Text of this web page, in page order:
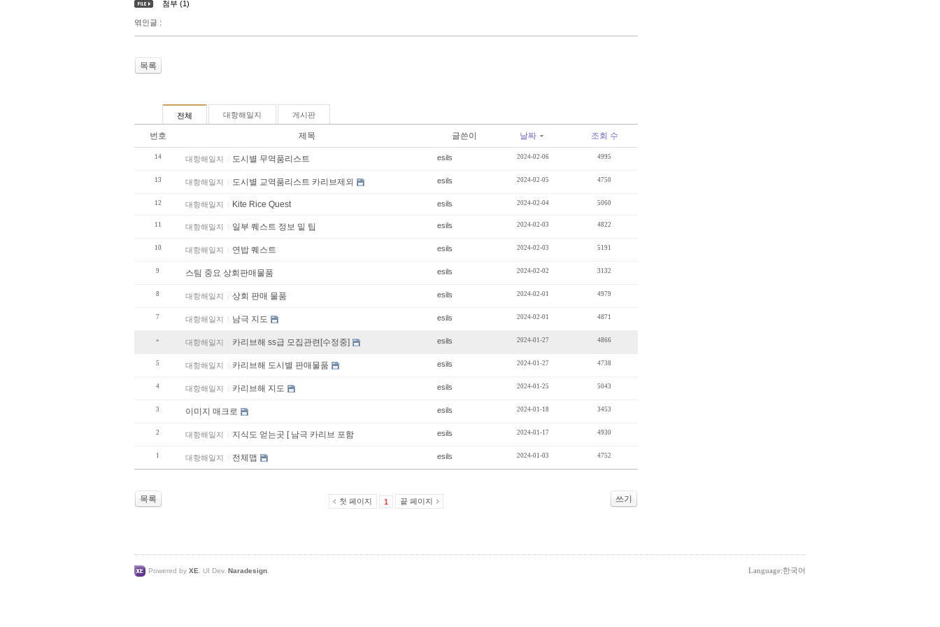
첨부 (1)
엮인글 :
목록
전체 대항해일지 게시판
번호 제목 글쓴이 날짜 조회 수
14 대항해일지 도시별 무역품리스트 esils 2024-02-06 4995
13 대항해일지 도시별 교역품리스트 카리브제외 esils 2024-02-05 4750
12 대항해일지 Kite Rice Quest esils 2024-02-04 5060
11 대항해일지 일부 퀘스트 정보 밑 팁 esils 2024-02-03 4822
10 대항해일지 연밥 퀘스트 esils 2024-02-03 5191
9 스팀 중요 상회판매물품 esils 2024-02-02 3132
8 대항해일지 상회 판매 물품 esils 2024-02-01 4979
7 대항해일지 남극 지도 esils 2024-02-01 4871
» 대항해일지 카리브해 ss급 모집관련[수정중] esils 2024-01-27 4866
5 대항해일지 카리브해 도시별 판매물품 esils 2024-01-27 4738
4 대항해일지 카리브해 지도 esils 2024-01-25 5043
3 이미지 매크로 esils 2024-01-18 3453
2 대항해일지 지식도 얻는곳 [ 남극 카리브 포함 esils 2024-01-17 4930
1 대항해일지 전체맵 esils 2024-01-03 4752
목록 쓰기
첫 페이지 1 끝 페이지
Powered by XE . UI Dev. Naradesign Language:한국어